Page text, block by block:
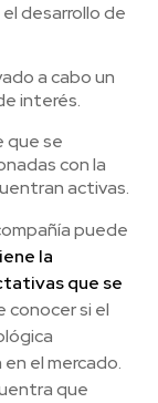
desarrollo de
a cabo un
interés.
que se
con la
activas.
puede
la
que se
conocer si el
el mercado.
que